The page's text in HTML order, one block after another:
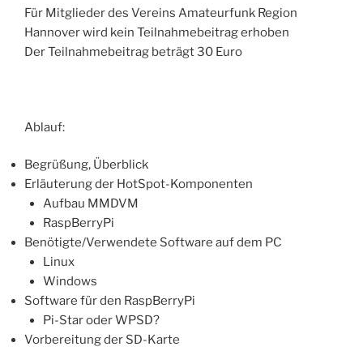
Für Mitglieder des Vereins Amateurfunk Region
Hannover wird kein Teilnahmebeitrag erhoben
Der Teilnahmebeitrag beträgt 30 Euro
Ablauf:
Begrüßung, Überblick
Erläuterung der HotSpot-Komponenten
Aufbau MMDVM
RaspBerryPi
Benötigte/Verwendete Software auf dem PC
Linux
Windows
Software für den RaspBerryPi
Pi-Star oder WPSD?
Vorbereitung der SD-Karte